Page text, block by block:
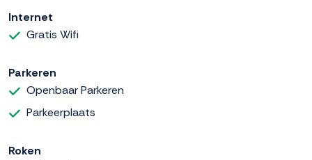
Internet
Gratis Wifi
Parkeren
Openbaar Parkeren
Parkeerplaats
Roken